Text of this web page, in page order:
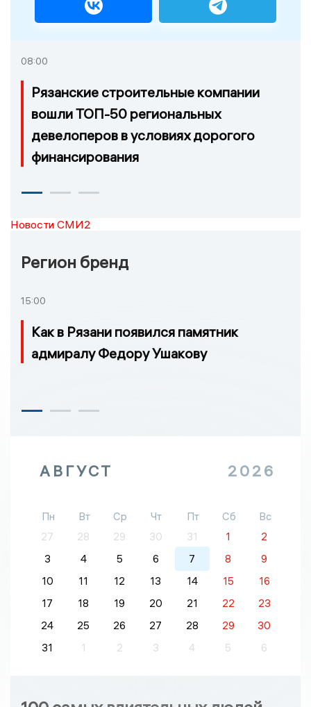
08:00
Рязанские строительные компании
вошли ТОП-50 региональных
девелоперов в условиях дорогого
финансирования
Новости СМИ2
Регион бренд
15:00
Как в Рязани появился памятник
адмиралу Федору Ушакову
АВГУСТ 2026
Пн Вт Ср Чт Пт Сб
Вс
27
28 29 30 31 1
2
3
4 5 6 7 8
9
10
11 12 13 14 15
16
17
18 19 20 21 22
23
24
25 26 27 28 29
30
31
1 2 3 4 5 6